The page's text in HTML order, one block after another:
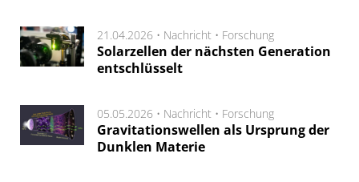
21.04.2026 • Nachricht • Forschung
Solarzellen der nächsten Generation
entschlüsselt
05.05.2026 • Nachricht • Forschung
Gravitationswellen als Ursprung der
Dunklen Materie